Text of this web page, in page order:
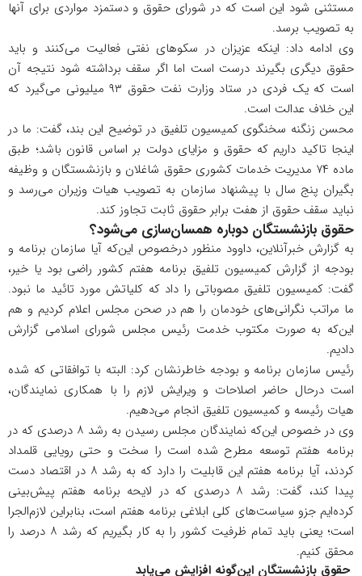
مستثنی شود این است که در شورای حقوق و دستمزد مواردی برای آنها
به تصویب برسد.
وی ادامه داد: اینکه عزیزان در سکوهای نفتی فعالیت می‌کنند و باید
حقوق دیگری بگیرند درست است اما اگر سقف برداشته شود نتیجه آن
است که یک فردی در ستاد وزارت نفت حقوق ۹۳ میلیونی می‌گیرد که
این خلاف عدالت است.
محسن زنگنه سخنگوی کمیسیون تلفیق در توضیح این بند، گفت: ما در
اینجا تاکید داریم که حقوق و مزایای دولت بر اساس قانون باشد؛ طبق
ماده ۷۴ مدیریت خدمات کشوری حقوق شاغلان و بازنشستگان و وظیفه
بگیران پنج سال با پیشنهاد سازمان به تصویب هیات وزیران می‌رسد و
نباید سقف حقوق از هفت برابر حقوق ثابت تجاوز کند.
حقوق بازنشستگان دوباره همسان‌سازی می‌شود؟
به گزارش خبرآنلاین، داوود منظور درخصوص این‌که آیا سازمان برنامه و
بودجه از گزارش کمیسیون تلفیق برنامه هفتم کشور راضی بود یا خیر،
گفت: کمیسیون تلفیق مصوباتی را داد که کلیاتش مورد تائید ما نبود.
ما مراتب نگرانی‌های خودمان را هم در صحن مجلس اعلام کردیم و هم
این‌که به صورت مکتوب خدمت رئیس مجلس شورای اسلامی گزارش
دادیم.
رئیس سازمان برنامه و بودجه خاطرنشان کرد: البته با توافقاتی که شده
است درحال حاضر اصلاحات و ویرایش لازم را با همکاری نمایندگان،
هیات رئیسه و کمیسیون تلفیق انجام می‌دهیم.
وی در خصوص این‌که نمایندگان مجلس رسیدن به رشد ۸ درصدی که در
برنامه هفتم توسعه مطرح شده است را سخت و حتی رویایی قلمداد
کردند، آیا برنامه هفتم این قابلیت را دارد که به رشد ۸ در اقتصاد دست
پیدا کند، گفت: رشد ۸ درصدی که در لایحه برنامه هفتم پیش‌بینی
کرده‌ایم جزو سیاست‌های کلی ابلاغی برنامه هفتم است، بنابراین لازم‌الجرا
است؛ یعنی باید تمام ظرفیت کشور را به کار بگیریم که رشد ۸ درصد را
محقق کنیم.
حقوق بازنشستگان این‌گونه افزایش می‌یابد